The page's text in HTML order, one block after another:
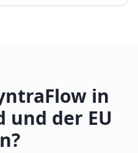
in
und der EU